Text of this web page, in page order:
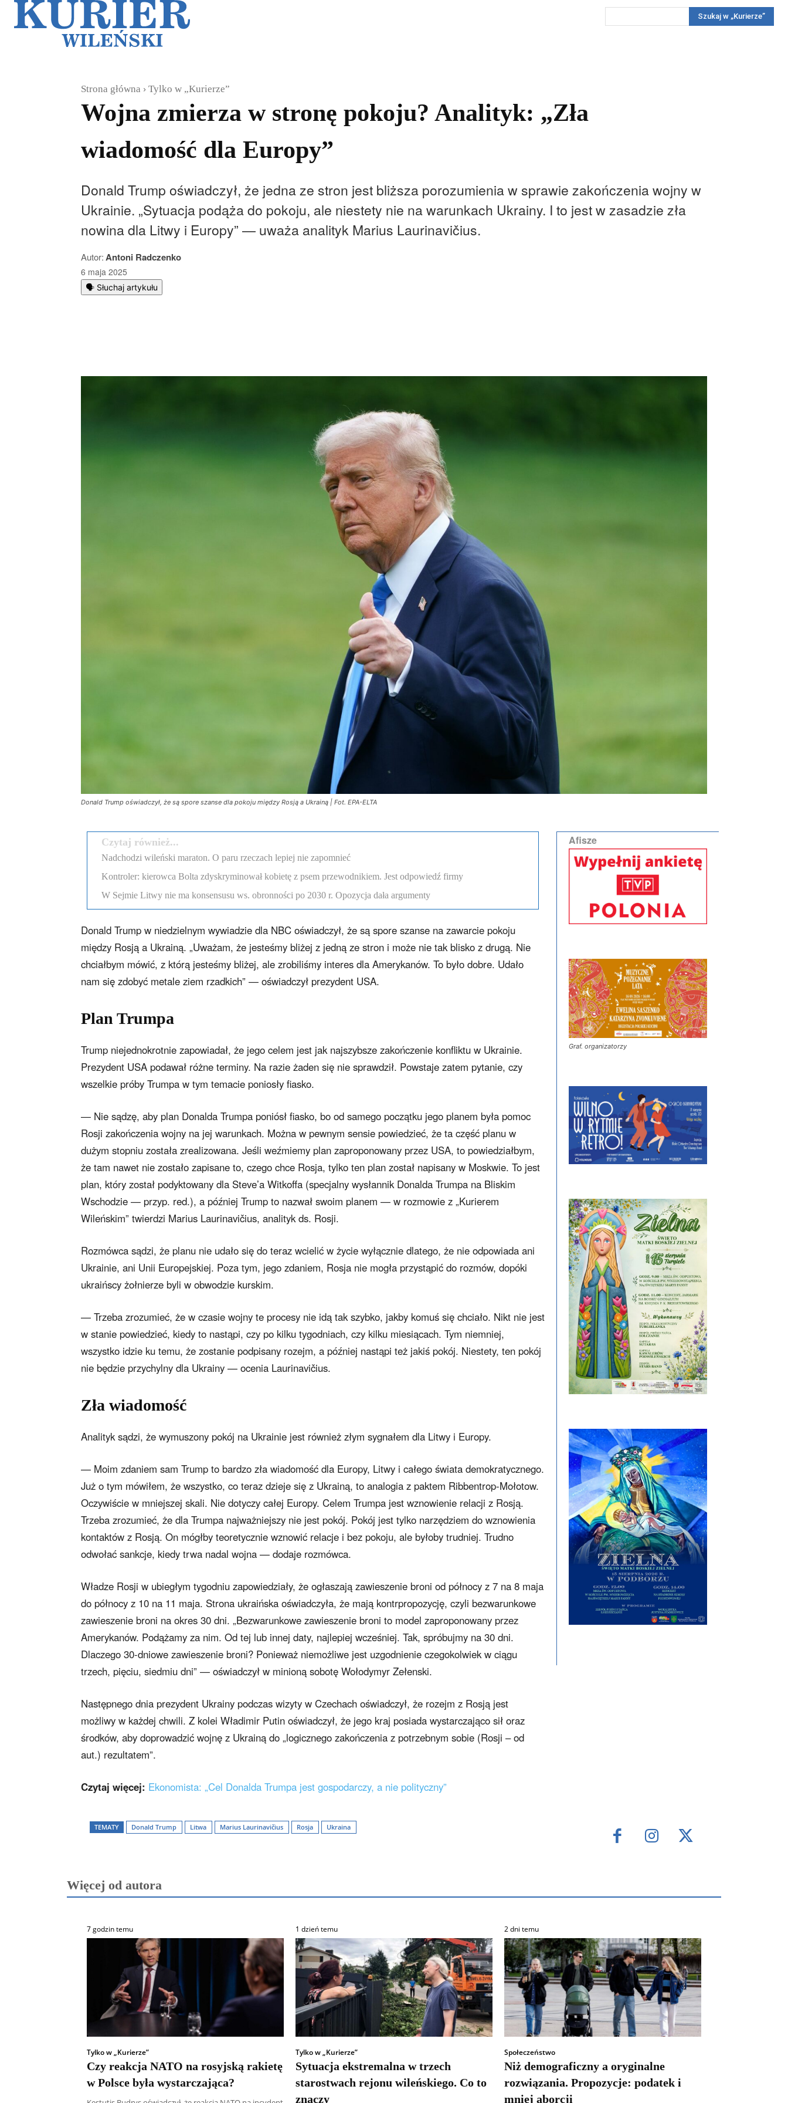
Reportaż KonkursyWięcej
Szukaj w „Kurierze”
Strona główna Tylko w „Kurierze”
Wojna zmierza w stronę pokoju? Analityk: „Zła
wiadomość dla Europy”
Donald Trump oświadczył, że jedna ze stron jest bliższa porozumienia w sprawie zakończenia wojny w
Ukrainie. „Sytuacja podąża do pokoju, ale niestety nie na warunkach Ukrainy. I to jest w zasadzie zła
nowina dla Litwy i Europy” — uważa analityk Marius Laurinavičius.
Autor:Antoni Radczenko
6 maja 2025
🗣️ Słuchaj artykułu
Donald Trump oświadczył, że są spore szanse dla pokoju między Rosją a Ukrainą | Fot. EPA-ELTA
Czytaj również...
Nadchodzi wileński maraton. O paru rzeczach lepiej nie zapomnieć
Kontroler: kierowca Bolta zdyskryminował kobietę z psem przewodnikiem. Jest odpowiedź firmy
W Sejmie Litwy nie ma konsensusu ws. obronności po 2030 r. Opozycja dała argumenty
Donald Trump w niedzielnym wywiadzie dla NBC oświadczył, że są spore szanse na zawarcie pokoju
między Rosją a Ukrainą. „Uważam, że jesteśmy bliżej z jedną ze stron i może nie tak blisko z drugą. Nie
chciałbym mówić, z którą jesteśmy bliżej, ale zrobiliśmy interes dla Amerykanów. To było dobre. Udało
nam się zdobyć metale ziem rzadkich” — oświadczył prezydent USA.
Plan Trumpa
Trump niejednokrotnie zapowiadał, że jego celem jest jak najszybsze zakończenie konfliktu w Ukrainie.
Prezydent USA podawał różne terminy. Na razie żaden się nie sprawdził. Powstaje zatem pytanie, czy
wszelkie próby Trumpa w tym temacie poniosły fiasko.
— Nie sądzę, aby plan Donalda Trumpa poniósł fiasko, bo od samego początku jego planem była pomoc
Rosji zakończenia wojny na jej warunkach. Można w pewnym sensie powiedzieć, że ta część planu w
dużym stopniu została zrealizowana. Jeśli weźmiemy plan zaproponowany przez USA, to powiedziałbym,
że tam nawet nie zostało zapisane to, czego chce Rosja, tylko ten plan został napisany w Moskwie. To jest
plan, który został podyktowany dla Steve’a Witkoffa (specjalny wysłannik Donalda Trumpa na Bliskim
Wschodzie — przyp. red.), a później Trump to nazwał swoim planem — w rozmowie z „Kurierem
Wileńskim” twierdzi Marius Laurinavičius, analityk ds. Rosji.
Rozmówca sądzi, że planu nie udało się do teraz wcielić w życie wyłącznie dlatego, że nie odpowiada ani
Ukrainie, ani Unii Europejskiej. Poza tym, jego zdaniem, Rosja nie mogła przystąpić do rozmów, dopóki
ukraińscy żołnierze byli w obwodzie kurskim.
— Trzeba zrozumieć, że w czasie wojny te procesy nie idą tak szybko, jakby komuś się chciało. Nikt nie jest
w stanie powiedzieć, kiedy to nastąpi, czy po kilku tygodniach, czy kilku miesiącach. Tym niemniej,
wszystko idzie ku temu, że zostanie podpisany rozejm, a później nastąpi też jakiś pokój. Niestety, ten pokój
nie będzie przychylny dla Ukrainy — ocenia Laurinavičius.
Zła wiadomość
Analityk sądzi, że wymuszony pokój na Ukrainie jest również złym sygnałem dla Litwy i Europy.
— Moim zdaniem sam Trump to bardzo zła wiadomość dla Europy, Litwy i całego świata demokratycznego.
Już o tym mówiłem, że wszystko, co teraz dzieje się z Ukrainą, to analogia z paktem Ribbentrop-Mołotow.
Oczywiście w mniejszej skali. Nie dotyczy całej Europy. Celem Trumpa jest wznowienie relacji z Rosją.
Trzeba zrozumieć, że dla Trumpa najważniejszy nie jest pokój. Pokój jest tylko narzędziem do wznowienia
kontaktów z Rosją. On mógłby teoretycznie wznowić relacje i bez pokoju, ale byłoby trudniej. Trudno
odwołać sankcje, kiedy trwa nadal wojna — dodaje rozmówca.
Władze Rosji w ubiegłym tygodniu zapowiedziały, że ogłaszają zawieszenie broni od północy z 7 na 8 maja
do północy z 10 na 11 maja. Strona ukraińska oświadczyła, że mają kontrpropozycję, czyli bezwarunkowe
zawieszenie broni na okres 30 dni. „Bezwarunkowe zawieszenie broni to model zaproponowany przez
Amerykanów. Podążamy za nim. Od tej lub innej daty, najlepiej wcześniej. Tak, spróbujmy na 30 dni.
Dlaczego 30-dniowe zawieszenie broni? Ponieważ niemożliwe jest uzgodnienie czegokolwiek w ciągu
trzech, pięciu, siedmiu dni” — oświadczył w minioną sobotę Wołodymyr Zełenski.
Następnego dnia prezydent Ukrainy podczas wizyty w Czechach oświadczył, że rozejm z Rosją jest
możliwy w każdej chwili. Z kolei Władimir Putin oświadczył, że jego kraj posiada wystarczająco sił oraz
środków, aby doprowadzić wojnę z Ukrainą do „logicznego zakończenia z potrzebnym sobie (Rosji – od
aut.) rezultatem”.
Czytaj więcej: Ekonomista: „Cel Donalda Trumpa jest gospodarczy, a nie polityczny”
Afisze
Graf. organizatorzy
TEMATY Donald Trump Litwa Marius Laurinavičius Rosja Ukraina
Więcej od autora
7 godzin temu
Tylko w „Kurierze”
Czy reakcja NATO na rosyjską rakietę
w Polsce była wystarczająca?
1 dzień temu
Tylko w „Kurierze”
Sytuacja ekstremalna w trzech
starostwach rejonu wileńskiego. Co to
znaczy
2 dni temu
Społeczeństwo
Niż demograficzny a oryginalne
rozwiązania. Propozycje: podatek i
mniej aborcji